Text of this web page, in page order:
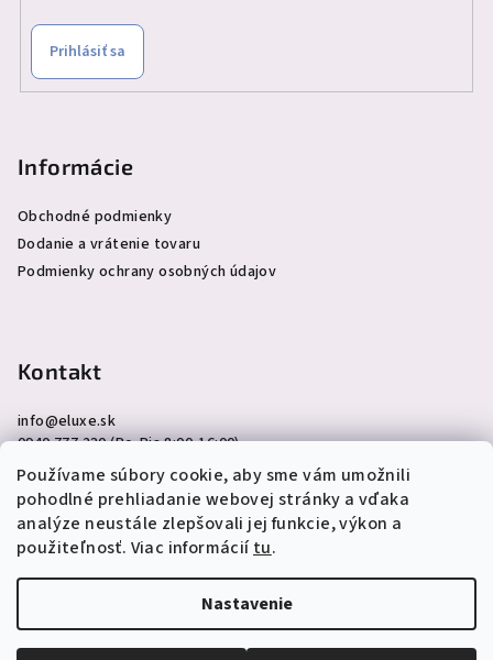
Používame súbory cookie, aby sme vám umožnili
pohodlné prehliadanie webovej stránky a vďaka
analýze neustále zlepšovali jej funkcie, výkon a
použiteľnosť. Viac informáciítu.
Nastavenie
Prihlásiť sa
Informácie
Obchodné podmienky
Dodanie a vrátenie tovaru
Podmienky ochrany osobných údajov
Kontakt
info@eluxe.sk
0940 777 230 (Po-Pia 8:00-16:00)
Copyright 2026eLuxe.sk. Všetky práva vyhradené.Upraviť
nastavenie cookies
Vytvoril Shoptet